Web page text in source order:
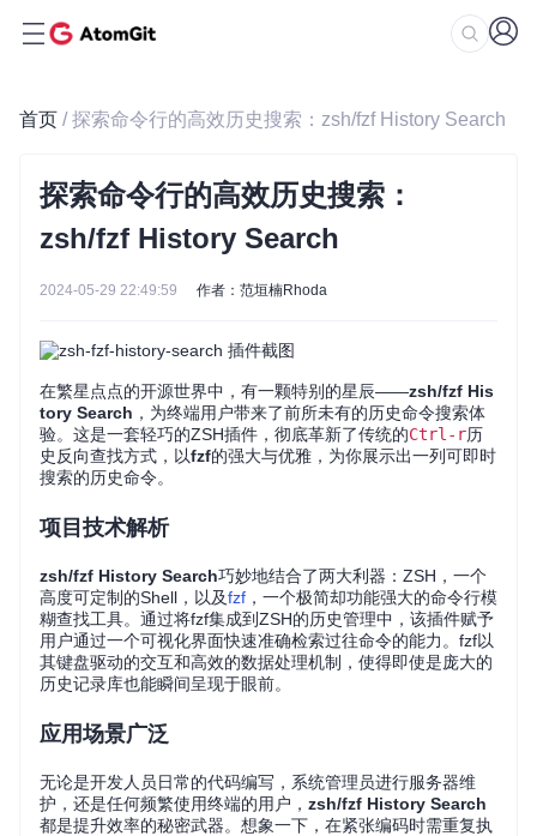
首页 / 探索命令行的高效历史搜索：zsh/fzf History Search
探索命令行的高效历史搜索：
zsh/fzf History Search
2024-05-29 22:49:59 作者：范垣楠Rhoda
在繁星点点的开源世界中，有一颗特别的星辰——zsh/fzf His
tory Search ，为终端用户带来了前所未有的历史命令搜索体
验。这是一套轻巧的ZSH插件，彻底革新了传统的Ctrl-r历
史反向查找方式，以fzf的强大与优雅，为你展示出一列可即时
搜索的历史命令。
项目技术解析
zsh/fzf History Search巧妙地结合了两大利器：ZSH，一个
高度可定制的Shell，以及fzf ，一个极简却功能强大的命令行模
糊查找工具。通过将fzf集成到ZSH的历史管理中，该插件赋予
用户通过一个可视化界面快速准确检索过往命令的能力。fzf以
其键盘驱动的交互和高效的数据处理机制，使得即使是庞大的
历史记录库也能瞬间呈现于眼前。
应用场景广泛
无论是开发人员日常的代码编写，系统管理员进行服务器维
护，还是任何频繁使用终端的用户， zsh/fzf History Search
都是提升效率的秘密武器。想象一下，在紧张编码时需重复执